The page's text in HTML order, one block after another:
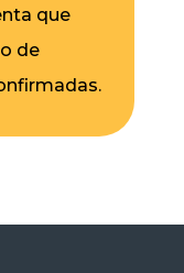
que
de